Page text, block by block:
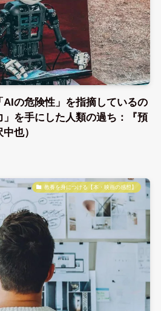
AIの危険性」を指摘しているの
を手にした人類の過ち：『預
也）
教養を身につける【本・映画の感想】